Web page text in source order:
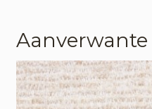
Aanverwante